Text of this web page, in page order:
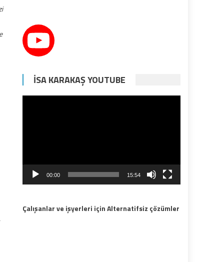
İSA KARAKAŞ YOUTUBE
00:00 15:54
Çalışanlar ve işyerleri için Alternatifsiz çözümler